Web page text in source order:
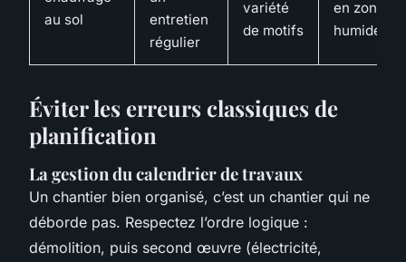
au sol
entretien
régulier
variété
de motifs
en zone
humide
Éviter les erreurs classiques de
planification
La gestion du calendrier de travaux
Un chantier bien organisé, c’est un chantier qui ne
déborde pas. Respectez l’ordre logique :
démolition, puis second œuvre (électricité,